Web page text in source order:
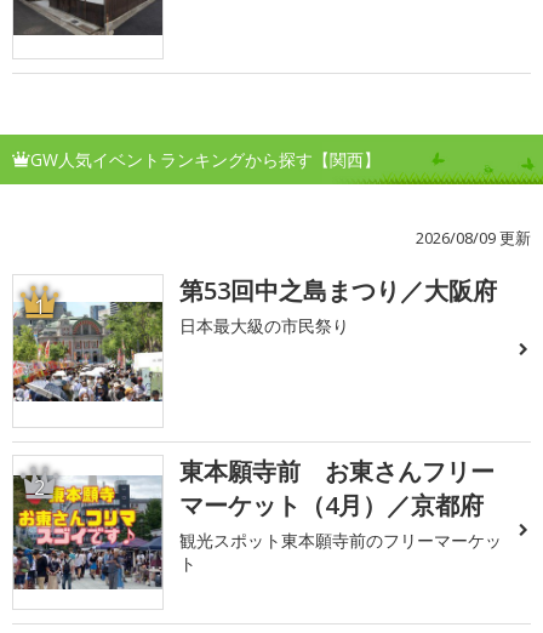
GW人気イベントランキングから探す【関西】
2026/08/09 更新
1 第53回中之島まつり／大阪府
日本最大級の市民祭り
2
東本願寺前 お東さんフリー
マーケット（4月）／京都府
観光スポット東本願寺前のフリーマーケッ
ト